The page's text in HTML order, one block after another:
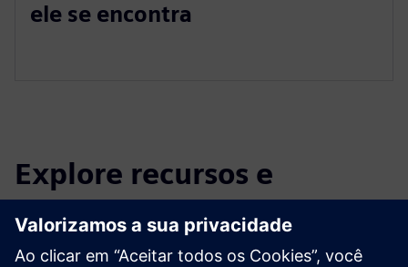
ele se encontra
Explore recursos e
produtos relacionados